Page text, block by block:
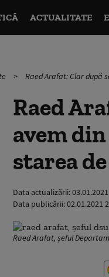
ACTUALITATE
Raed Arafat: Clar după
Raed
avem
starea
Data actualizării:
Data publicării:02.01.2021
Raed Arafat, șeful